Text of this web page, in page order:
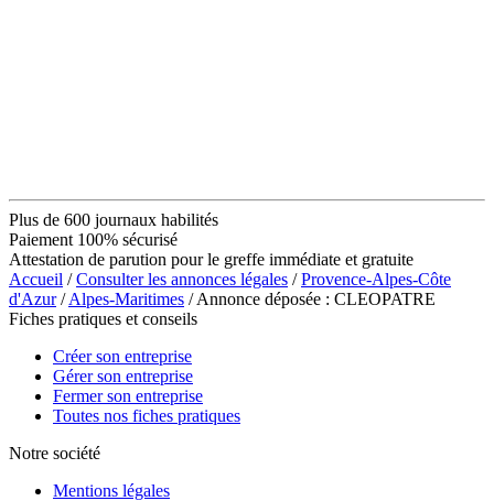
Plus de 600 journaux habilités
Paiement 100% sécurisé
Attestation de parution pour le greffe immédiate et gratuite
Accueil /Consulter les annonces légales /Provence-Alpes-Côte
d'Azur/Alpes-Maritimes / Annonce déposée : CLEOPATRE
Fiches pratiques et conseils
Créer son entreprise
Gérer son entreprise
Fermer son entreprise
Toutes nos fiches pratiques
Notre société
Mentions légales